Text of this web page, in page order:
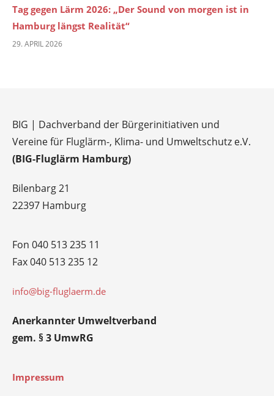
Tag gegen Lärm 2026: „Der Sound von morgen ist in
Hamburg längst Realität“
29. APRIL 2026
BIG | Dachverband der Bürgerinitiativen und
Vereine für Fluglärm-, Klima- und Umweltschutz e.V.
(BIG-Fluglärm Hamburg)
Bilenbarg 21
22397 Hamburg
Fon 040 513 235 11
Fax 040 513 235 12
info@big-fluglaerm.de
Anerkannter Umweltverband
gem. § 3 UmwRG
Impressum